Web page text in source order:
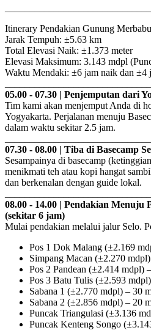
Itinerary Pendakian Gunung
Jarak Tempuh: ±5.63 km
Total Elevasi Naik: ±1.373 meter
Elevasi Maksimum: 3.143 mdpl
Waktu Mendaki: ±6 jam naik dan ±4
05.00 - 07.30 | Penjemputan dari
Tim kami akan menjemput Anda di
Yogyakarta. Perjalanan menuju
dalam waktu sekitar 2.5 jam.
07.30 - 08.00 | Tiba di Basecamp
Sesampainya di basecamp
menikmati teh atau kopi hangat
dan berkenalan dengan guide lokal.
08.00 - 14.00 | Pendakian Menuju
(sekitar 6 jam)
Mulai pendakian melalui jalur Selo.
Pos 1 Dok Malang (±2.169
Simpang Macan (±2.270
Pos 2 Pandean (±2.414 mdpl)
Pos 3 Batu Tulis (±2.593
Sabana 1 (±2.770 mdpl) – 30
Sabana 2 (±2.856 mdpl) – 20
Puncak Triangulasi (±3.136
Puncak Kenteng Songo